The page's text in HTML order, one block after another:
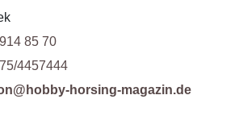
85 70
4457444
horsing-magazin.de